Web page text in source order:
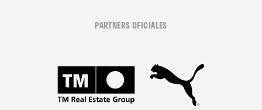
PARTNERS OFICIALES